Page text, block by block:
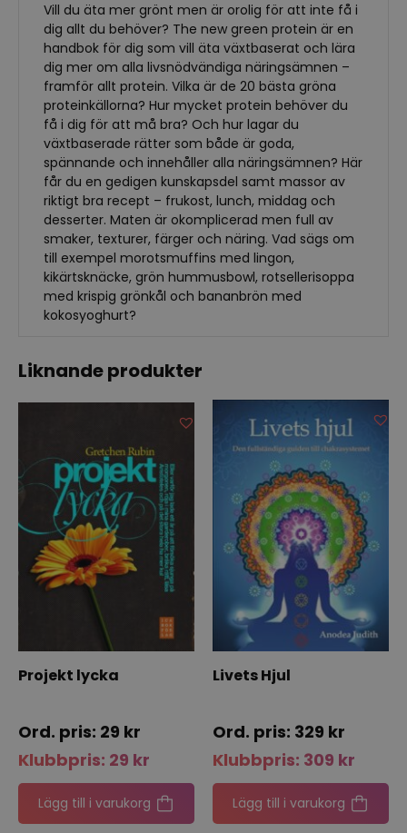
Vill du äta mer grönt men är orolig för att inte få i
dig allt du behöver? The new green protein är en
handbok för dig som vill äta växtbaserat och lära
dig mer om alla livsnödvändiga näringsämnen –
framför allt protein. Vilka är de 20 bästa gröna
proteinkällorna? Hur mycket protein behöver du
få i dig för att må bra? Och hur lagar du
växtbaserade rätter som både är goda,
spännande och innehåller alla näringsämnen? Här
får du en gedigen kunskapsdel samt massor av
riktigt bra recept – frukost, lunch, middag och
desserter. Maten är okomplicerad men full av
smaker, texturer, färger och näring. Vad sägs om
till exempel morotsmuffins med lingon,
kikärtsknäcke, grön hummusbowl, rotsellerisoppa
med krispig grönkål och bananbrön med
kokosyoghurt?
Liknande produkter
Projekt lycka
29 kr
Klubbpris: 29 kr
Lägg till i varukorg
Livets Hjul
329 kr
Klubbpris: 309 kr
Lägg till i varukorg